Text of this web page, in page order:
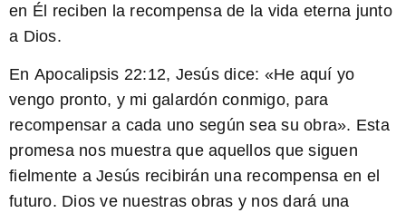
en Él reciben la recompensa de la vida eterna junto
a Dios.
En Apocalipsis 22:12, Jesús dice: «He aquí yo
vengo pronto, y mi galardón conmigo, para
recompensar a cada uno según sea su obra». Esta
promesa nos muestra que aquellos que siguen
fielmente a Jesús recibirán una recompensa en el
futuro. Dios ve nuestras obras y nos dará una